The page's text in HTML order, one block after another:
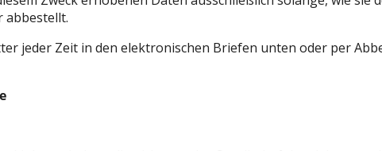
abbestellt.
jeder Zeit in den elektronischen Briefen unten oder per